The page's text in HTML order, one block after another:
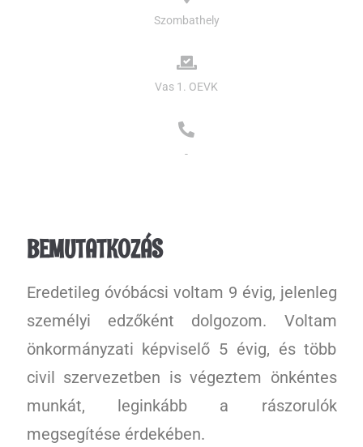
Szombathely
Vas 1. OEVK
-
BEMUTATKOZÁS
Eredetileg óvóbácsi voltam 9 évig, jelenleg
személyi edzőként dolgozom. Voltam
önkormányzati képviselő 5 évig, és több
civil szervezetben is végeztem önkéntes
munkát, leginkább a rászorulók
megsegítése érdekében.